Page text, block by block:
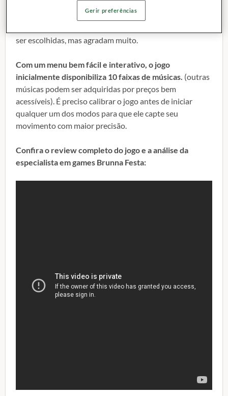
duração dos exercícios. Com repetição de movimentos
que exigem diversas partes do corpo, o game cansa
ser escolhidas, mas agradam muito.
Com um menu bem fácil e interativo, o jogo
inicialmente disponibiliza 10 faixas de músicas. (outras
músicas podem ser adquiridas por preços bem
acessíveis). É preciso calibrar o jogo antes de iniciar
qualquer um dos modos para que ele capte seu
movimento com maior precisão.
Confira o review completo do jogo e a análise da
especialista em games Brunna Festa:
Gerir preferências